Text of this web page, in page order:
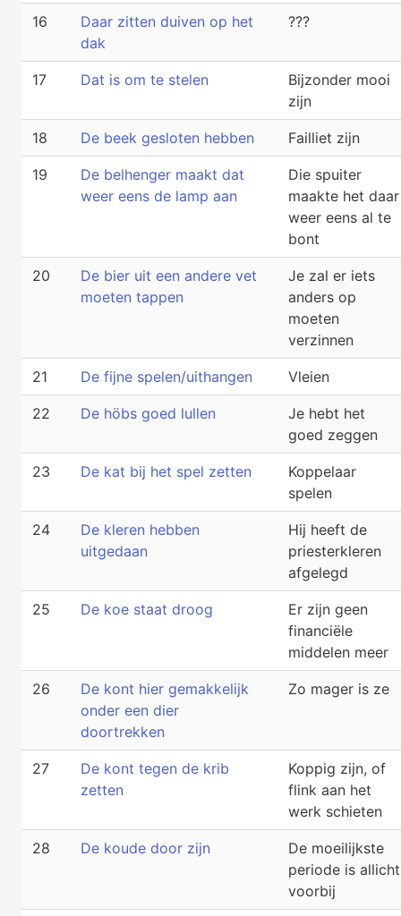
16
Daar zitten duiven op het
dak
???
17 Dat is om te stelen
Bijzonder mooi
zijn
18 De beek gesloten hebben Failliet zijn
19
De belhenger maakt dat
weer eens de lamp aan
Die spuiter
maakte het daar
weer eens al te
bont
20
De bier uit een andere vet
moeten tappen
Je zal er iets
anders op
moeten
verzinnen
21 De fijne spelen/uithangen Vleien
22 De höbs goed lullen
Je hebt het
goed zeggen
23 De kat bij het spel zetten
Koppelaar
spelen
24
De kleren hebben
uitgedaan
Hij heeft de
priesterkleren
afgelegd
25 De koe staat droog
Er zijn geen
financiële
middelen meer
26
De kont hier gemakkelijk
onder een dier
doortrekken
Zo mager is ze
27
De kont tegen de krib
zetten
Koppig zijn, of
flink aan het
werk schieten
28 De koude door zijn
De moeilijkste
periode is allicht
voorbij